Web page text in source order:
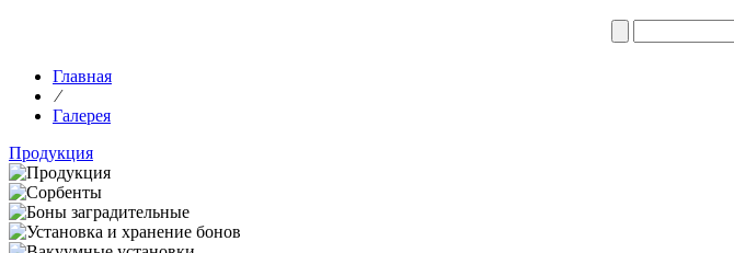
Главная
⁄
Галерея
Продукция